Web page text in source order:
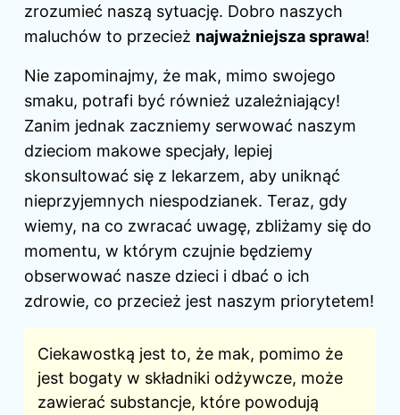
zrozumieć naszą sytuację. Dobro naszych
maluchów to przecież najważniejsza sprawa!
Nie zapominajmy, że mak, mimo swojego
smaku, potrafi być również uzależniający!
Zanim jednak zaczniemy serwować naszym
dzieciom makowe specjały, lepiej
skonsultować się z lekarzem, aby uniknąć
nieprzyjemnych niespodzianek. Teraz, gdy
wiemy, na co zwracać uwagę, zbliżamy się do
momentu, w którym czujnie będziemy
obserwować nasze dzieci i dbać o ich
zdrowie, co przecież jest naszym priorytetem!
Ciekawostką jest to, że mak, pomimo że
jest bogaty w składniki odżywcze, może
zawierać substancje, które powodują